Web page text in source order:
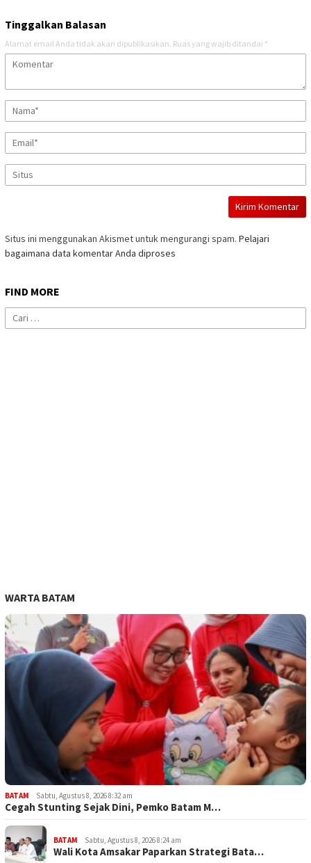
Tinggalkan Balasan
Alamat email Anda tidak akan dipublikasikan. Ruas yang wajib ditandai *
Situs ini menggunakan Akismet untuk mengurangi spam. Pelajari
bagaimana data komentar Anda diproses
FIND MORE
Cari
untuk:
WARTA BATAM
BATAM Sabtu, Agustus 8, 2026 8:32 am
Cegah Stunting Sejak Dini, Pemko Batam M…
BATAM Sabtu, Agustus 8, 2026 8:24 am
Wali Kota Amsakar Paparkan Strategi Bata…